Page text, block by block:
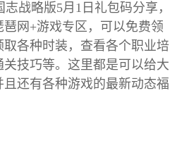
略版5月1日礼包码分享，
网+游戏专区，可以免费领
各种时装，查看各个职业培
技巧等。这里都是可以给大
还有各种游戏的最新动态福